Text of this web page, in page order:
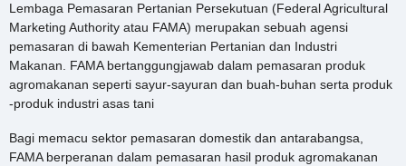
Lembaga Pemasaran Pertanian Persekutuan (Federal Agricultural
Marketing Authority atau FAMA) merupakan sebuah agensi
pemasaran di bawah Kementerian Pertanian dan Industri
Makanan. FAMA bertanggungjawab dalam pemasaran produk
agromakanan seperti sayur-sayuran dan buah-buhan serta produk
-produk industri asas tani
Bagi memacu sektor pemasaran domestik dan antarabangsa,
FAMA berperanan dalam pemasaran hasil produk agromakanan